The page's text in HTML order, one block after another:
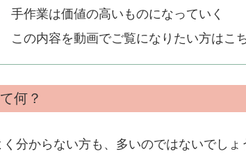
手作業は価値の高いものになっていく
この内容を動画でご覧になりたい方はこ
何？
分からない方も、多いのではないでしょ